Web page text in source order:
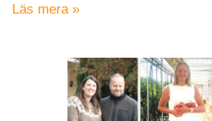
Läs mera »